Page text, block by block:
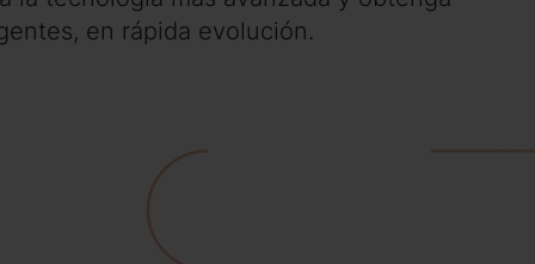
en rápida evolución.